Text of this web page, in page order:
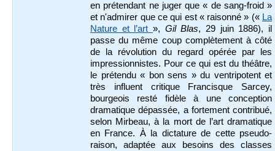
en prétendant ne juger que « de sang-froid »
et n'admirer que ce qui est « raisonné » (« La
Nature et l’art », Gil Blas, 29 juin 1886), il
passe du même coup complètement à côté
de la révolution du regard opérée par les
impressionnistes. Pour ce qui est du théâtre,
le prétendu « bon sens » du ventripotent et
très influent critique Francisque Sarcey,
bourgeois resté fidèle à une conception
dramatique dépassée, a fortement contribué,
selon Mirbeau, à la mort de l’art dramatique
en France. À la dictature de cette pseudo-
raison, adaptée aux besoins des classes